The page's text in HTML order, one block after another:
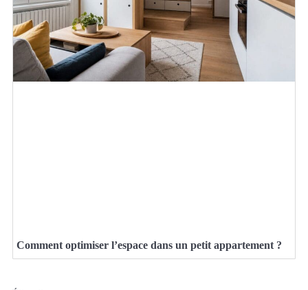
Comment optimiser l’espace dans un petit appartement ?